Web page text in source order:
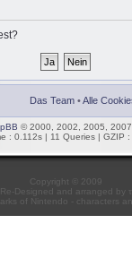
Das Team •Alle
© 2000, 2002, 2005, 2007
: 0.112s | 11 Queries | GZIP :
Copyright © 2009
Re-Designed and arranged by
of Nintendo - characters